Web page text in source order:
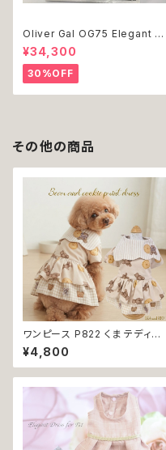
Oliver Gal OG75 Elegant E
ssentials Paris 絵 アート イ
ンテリア お祝い 贈り物 プレゼ
ント 結婚 新築 開店 周年 バー
スデイ 誕生日 ご褒美
¥34,300
30%OFF
その他の商品
ワンピース P822 くま テディベ
ア スカート ハンドメイド フリル
犬 犬服 猫 猫服 洋服 ペット do
g ドッグウェア おしゃれ かわい
¥4,800